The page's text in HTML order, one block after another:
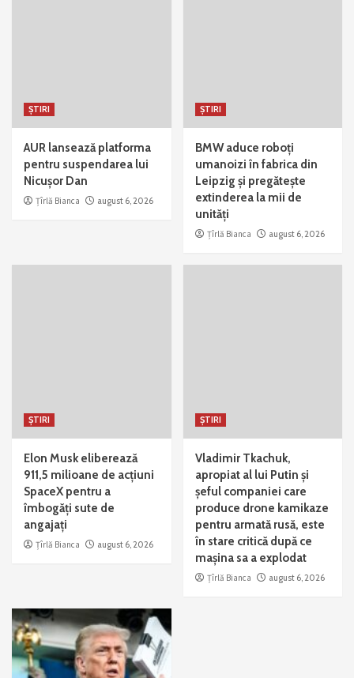
ȘTIRI
AUR lansează platforma
pentru suspendarea lui
Nicușor Dan
Țîrlă Bianca august 6, 2026
ȘTIRI
BMW aduce roboți
umanoizi în fabrica din
Leipzig și pregătește
extinderea la mii de
unități
Țîrlă Bianca august 6, 2026
ȘTIRI
Elon Musk eliberează
911,5 milioane de acțiuni
SpaceX pentru a
îmbogăți sute de
angajați
Țîrlă Bianca august 6, 2026
ȘTIRI
Vladimir Tkachuk,
apropiat al lui Putin și
șeful companiei care
produce drone kamikaze
pentru armată rusă, este
în stare critică după ce
mașina sa a explodat
Țîrlă Bianca august 6, 2026